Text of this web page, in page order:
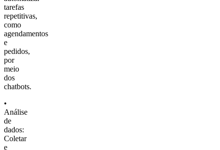
tarefas
repetitivas,
como
agendamentos
e
pedidos,
por
meio
dos
chatbots.
•
Análise
de
dados:
Coletar
e